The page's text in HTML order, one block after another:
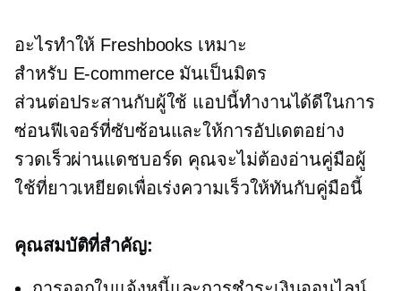
อะไรทำให้ Freshbooks เหมาะ
สำหรับ E-commerceมันเป็นมิตร
ส่วนต่อประสานกับผู้ใช้ แอปนี้ทำงานได้ดีในการ
ซ่อนฟีเจอร์ที่ซับซ้อนและให้การอัปเดตอย่าง
รวดเร็วผ่านแดชบอร์ด คุณจะไม่ต้องอ่านคู่มือผู้
ใช้ที่ยาวเหยียดเพื่อเร่งความเร็วให้ทันกับคู่มือนี้
คุณสมบัติที่สำคัญ: